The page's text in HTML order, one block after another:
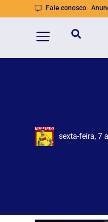
Fale conosco
sexta-feira, 7